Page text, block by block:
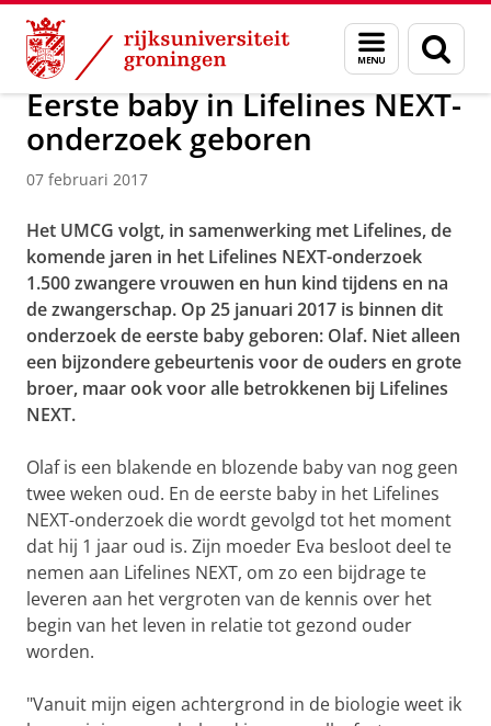
Skip
Content
Skip
Navigation
Menu
en
zoeken
Over ons Actueel Nieuws
Eerste baby in Lifelines NEXT-
onderzoek geboren
07 februari 2017
Het UMCG volgt, in samenwerking met Lifelines, de
komende jaren in het Lifelines NEXT-onderzoek
1.500 zwangere vrouwen en hun kind tijdens en na
de zwangerschap. Op 25 januari 2017 is binnen dit
onderzoek de eerste baby geboren: Olaf. Niet alleen
een bijzondere gebeurtenis voor de ouders en grote
broer, maar ook voor alle betrokkenen bij Lifelines
NEXT.
Olaf is een blakende en blozende baby van nog geen
twee weken oud. En de eerste baby in het Lifelines
NEXT-onderzoek die wordt gevolgd tot het moment
dat hij 1 jaar oud is. Zijn moeder Eva besloot deel te
nemen aan Lifelines NEXT, om zo een bijdrage te
leveren aan het vergroten van de kennis over het
begin van het leven in relatie tot gezond ouder
worden.
"Vanuit mijn eigen achtergrond in de biologie weet ik